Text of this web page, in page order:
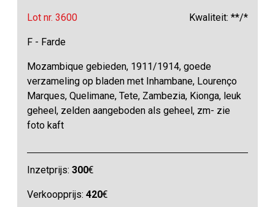
Lot nr. 3600 Kwaliteit: **/*
F - Farde
Mozambique gebieden, 1911/1914, goede
verzameling op bladen met Inhambane, Lourenço
Marques, Quelimane, Tete, Zambezia, Kionga, leuk
geheel, zelden aangeboden als geheel, zm- zie
foto kaft
Inzetprijs:300€
Verkoopprijs:420€